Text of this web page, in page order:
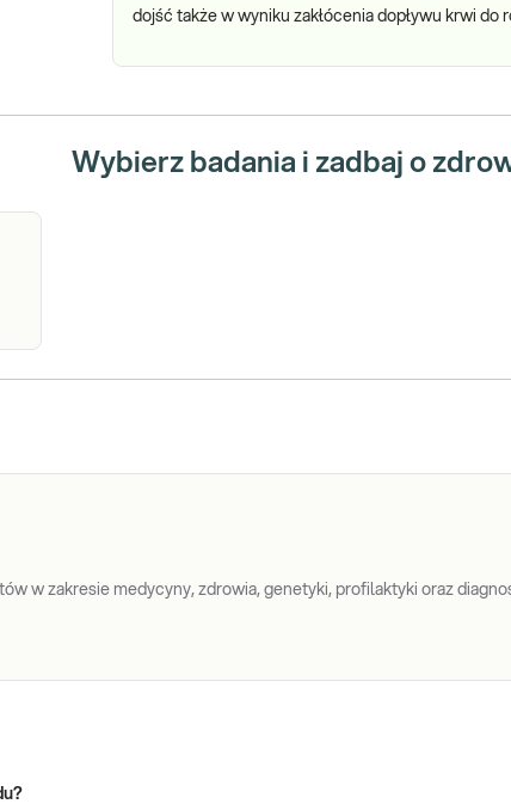
dojść także w wyniku zakłócenia dopływu krwi
Wybierz badania i zadbaj o
w zakresie medycyny, zdrowia, genetyki, profilaktyki oraz